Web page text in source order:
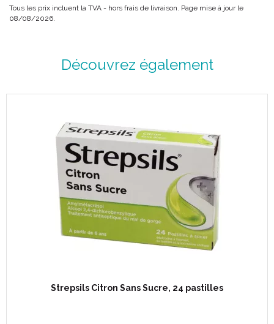
Tous les prix incluent la TVA - hors frais de livraison. Page mise à jour le
08/08/2026.
Découvrez également
Strepsils Citron Sans Sucre, 24 pastilles